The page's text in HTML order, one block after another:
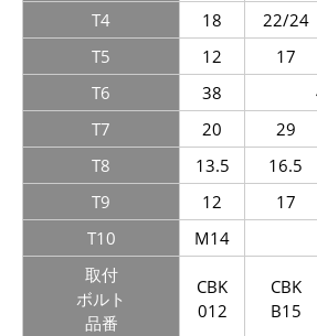
T4
18 22/24
T5
12 17
T6
38
T7
20 29
T8
13.5 16.5
T9
12 17
T10
M14
取付
ボルト
品番
CBK
012
CBK
B15